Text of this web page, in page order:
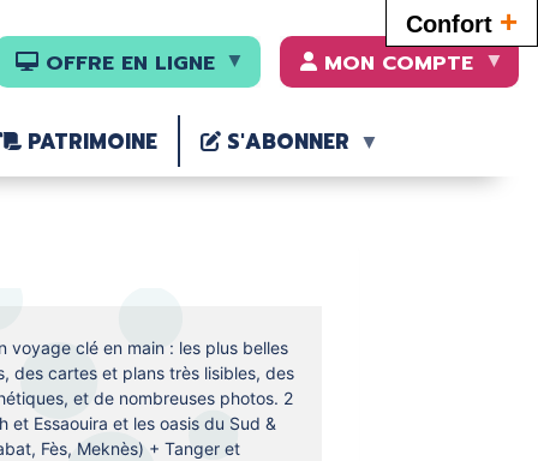
Confort +
OFFRE EN LIGNE MON COMPTE
PATRIMOINE S'ABONNER
voyage clé en main : les plus belles
des cartes et plans très lisibles, des
et de nombreuses photos. 2
Essaouira et les oasis du Sud &
Fès, Meknès) + Tanger et